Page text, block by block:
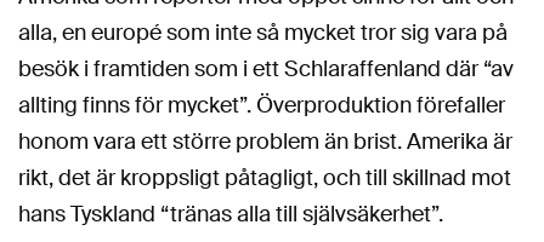
alla, en europé som inte så mycket tror sig vara på
besök i framtiden som i ett Schlaraffenland där “av
allting finns för mycket”. Överproduktion förefaller
honom vara ett större problem än brist. Amerika är
rikt, det är kroppsligt påtagligt, och till skillnad mot
hans Tyskland “tränas alla till självsäkerhet”.